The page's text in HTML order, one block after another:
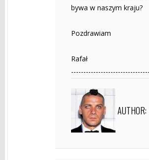
bywa w naszym kraju?
Pozdrawiam
Rafał
AUTHOR: